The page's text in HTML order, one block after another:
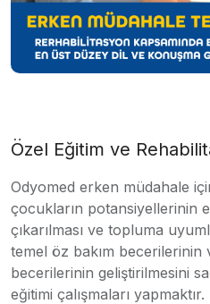
Özel Eğitim ve
Odyomed erken müdahale
çocukların potansiyellerinin
çıkarılması ve topluma
temel öz bakım becerilerinin
becerilerinin geliştirilmesini
eğitimi çalışmaları yapmaktır.